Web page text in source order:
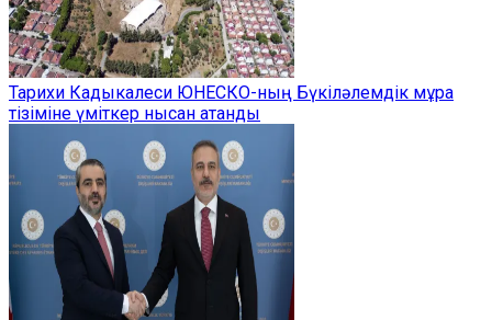
Тарихи Кадыкалеси ЮНЕСКО-ның Бүкіләлемдік мұра
тізіміне үміткер нысан атанды